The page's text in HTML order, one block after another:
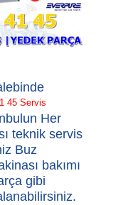
45 Servis
Her
teknik servis
Buz
bakımı
gibi